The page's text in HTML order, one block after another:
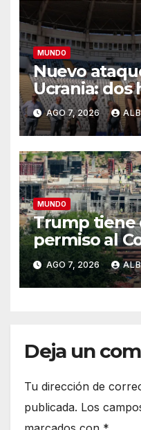
MUNDO
Nuevo
Ucrania: dos
e incendio
fútbol
AGO 7, 2026
MUNDO
Trump tiene
permiso al
construir su
debe frenar
Justicia
AGO 7, 2026
Deja un
Tu dirección de
publicada. Los